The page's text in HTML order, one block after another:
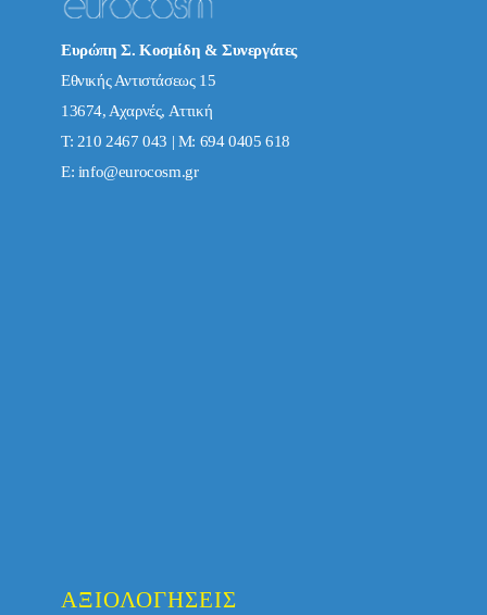
Ευρώπη Σ. Κοσμίδη & Συνεργάτες
Εθνικής Αντιστάσεως 15
13674, Αχαρνές, Αττική
Τ: 210 2467 043 | Μ: 694 0405 618
E: info@eurocosm.gr
ΑΞΙΟΛΟΓΉΣΕΙΣ